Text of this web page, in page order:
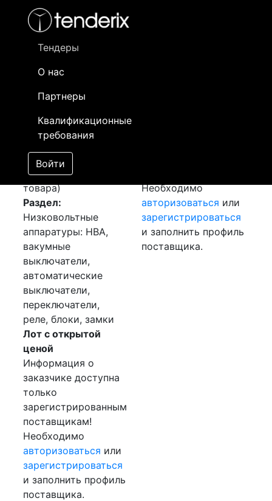
Тендеры
О нас
Партнеры
Квалификационные
требования
Войти
- активный лот
- сохраненный лот (не опубликован)
Закупка: Вакуумный
выключатель
[Завершен]
Лот №:4138
АУКЦИОН (покупка
товара)
Раздел:
Низковольтные
аппаратуры: НВА,
вакумные
выключатели,
автоматические
выключатели,
переключатели,
реле, блоки, замки
Лот с открытой
ценой
Информация о
заказчике доступна
только
зарегистрированным
поставщикам!
Необходимо
авторизоваться или
зарегистрироваться
и заполнить профиль
поставщика.
Необходимо
авторизоваться или
зарегистрироваться
и заполнить профиль
поставщика.